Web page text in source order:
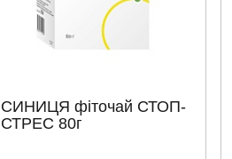
СИНИЦЯ фіточай СТОП-
СТРЕС 80г